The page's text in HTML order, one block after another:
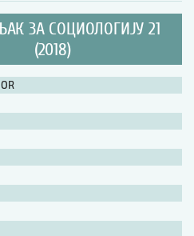
ЗА СОЦИОЛОГИЈУ 21
(2018)